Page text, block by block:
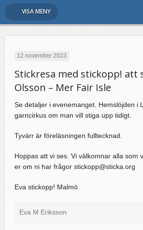
VISA MENY
12 november 2023
Stickresa med stickopp! att
Olsson – Mer Fair Isle
Se detaljer i evenemanget. Hemslöjden i
garncirkus om man vill stiga upp tidigt.
Tyvärr är föreläsningen fulltecknad.
Hoppas att vi ses. Vi välkomnar alla som
er om ni har frågor stickopp@sticka.org
Eva stickopp! Malmö
Eva M Eriksson